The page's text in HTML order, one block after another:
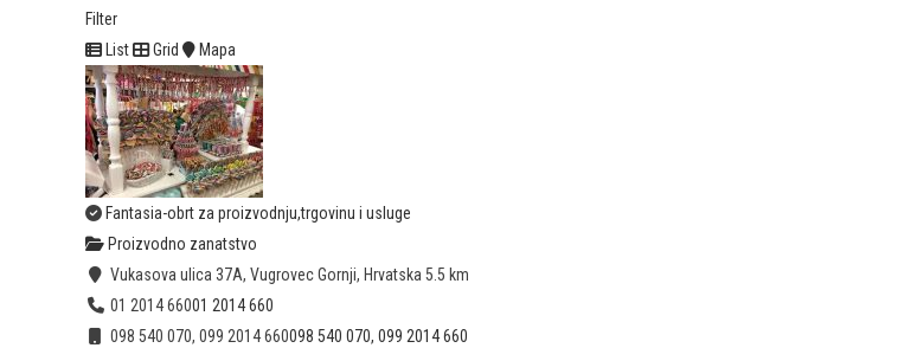
Filter
List
Grid Mapa
Fantasia-obrt za proizvodnju,trgovinu i usluge
Proizvodno zanatstvo
Vukasova ulica 37A, Vugrovec Gornji, Hrvatska 5.5 km
01 2014 66001 2014 660
098 540 070, 099 2014 660098 540 070, 099 2014 660